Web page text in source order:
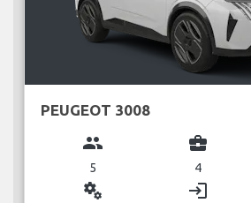
PEUGEOT 3008
group
5
business_center
4
miscellaneous_services login